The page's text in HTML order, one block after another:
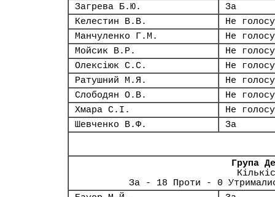
Загрева Б.Ю.
За
Келестин В.В.
Не
Манчуленко Г.М.
Не
Мойсик В.Р.
Не
Олексіюк С.С.
Не
Ратушний М.Я.
Не
Слободян О.В.
Не
Хмара С.І.
Не
Шевченко В.Ф.
За
Група
За - 18 Проти - 0